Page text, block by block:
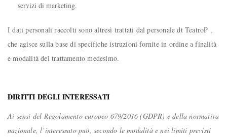
servizi di marketing.
I dati personali raccolti sono altresì trattati dal personale dt TeatroP ,
che agisce sulla base di specifiche istruzioni fornite in ordine a finalità
e modalità del trattamento medesimo.
DIRITTI DEGLI INTERESSATI
Ai sensi del Regolamento europeo 679/2016 (GDPR) e della normativa
nazionale, l’interessato può, secondo le modalità e nei limiti previsti